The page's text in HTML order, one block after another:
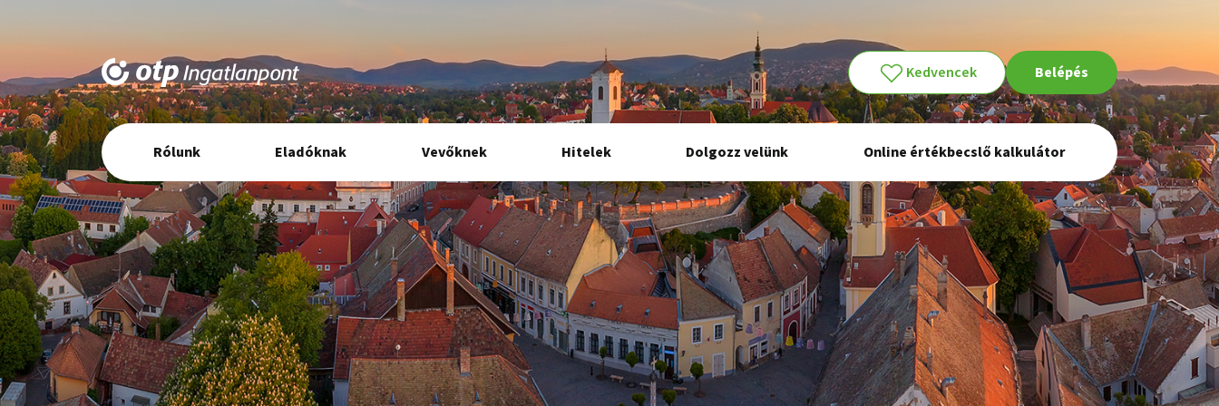
Kedvencek Belépés
Elsődleges
navigáció
Rólunk Eladóknak Vevőknek Hitelek Dolgozz velünk Online értékbecslő kalkulátor